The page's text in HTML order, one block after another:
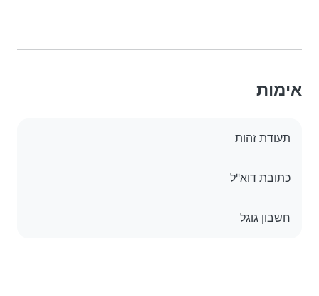
אימות
תעודת זהות
כתובת דוא"ל
חשבון גוגל